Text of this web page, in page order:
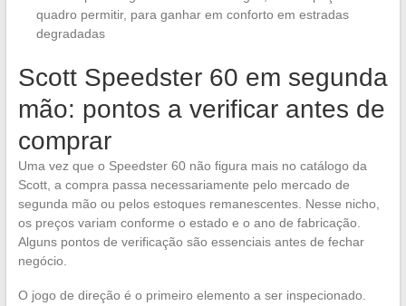
quadro permitir, para ganhar em conforto em estradas
degradadas
Scott Speedster 60 em segunda
mão: pontos a verificar antes de
comprar
Uma vez que o Speedster 60 não figura mais no catálogo da
Scott, a compra passa necessariamente pelo mercado de
segunda mão ou pelos estoques remanescentes. Nesse nicho,
os preços variam conforme o estado e o ano de fabricação.
Alguns pontos de verificação são essenciais antes de fechar
negócio.
O jogo de direção é o primeiro elemento a ser inspecionado.